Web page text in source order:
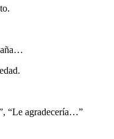
“Le agradecería…”